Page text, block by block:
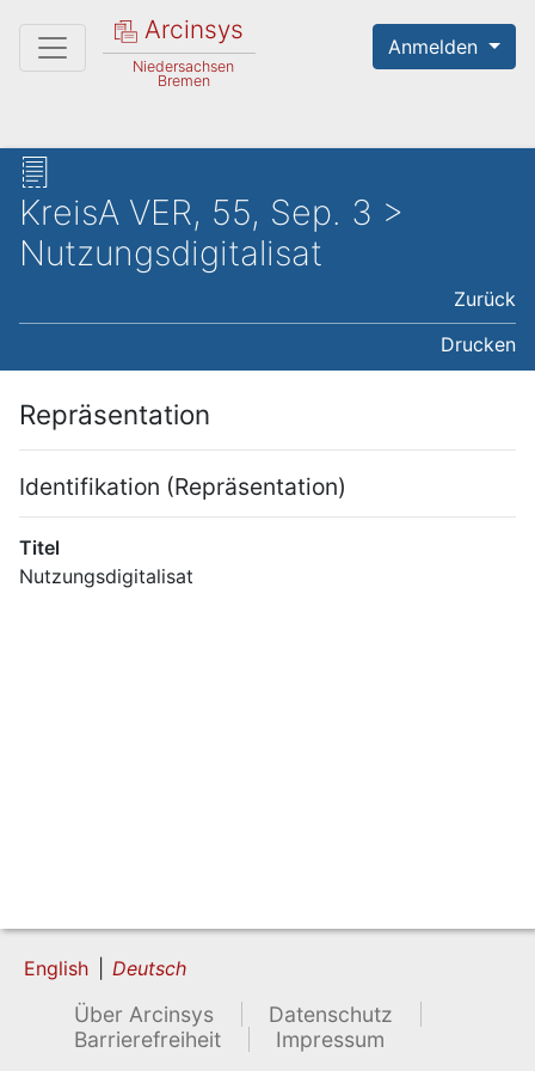
Arcinsys
Niedersachsen
Bremen
Anmelden
KreisA VER, 55, Sep. 3 >
Nutzungsdigitalisat
Zurück
Drucken
Repräsentation
Identifikation (Repräsentation)
Titel
Nutzungsdigitalisat
English Deutsch
Über Arcinsys
Datenschutz
Barrierefreiheit
Impressum